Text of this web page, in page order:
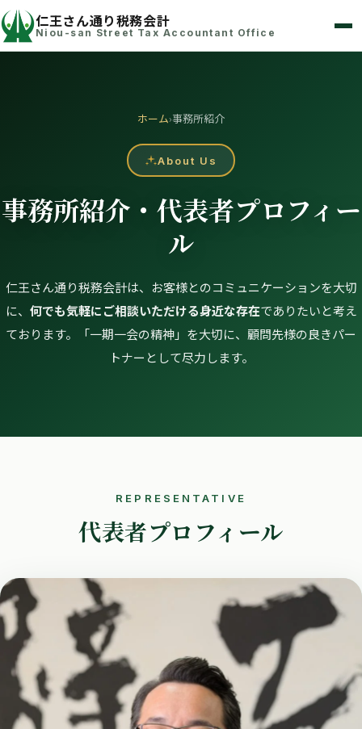
仁王さん通り税務会計
Niou-san Street Tax Accountant Office
ホーム›事務所紹介
About Us
事務所紹介・代表者プロフィー
ル
仁王さん通り税務会計は、お客様とのコミュニケーションを大切
に、 何でも気軽にご相談いただける身近な存在でありたいと考え
ております。「一期一会の精神」を大切に、顧問先様の良きパー
トナーとして尽力します。
REPRESENTATIVE
代表者プロフィール